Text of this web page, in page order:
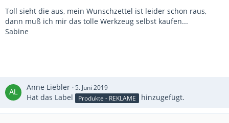
Toll sieht die aus, mein Wunschzettel ist leider schon raus,
dann muß ich mir das tolle Werkzeug selbst kaufen...
Sabine
Anne Liebler 5. Juni 2019
Hat das Label Produkte - REKLAME hinzugefügt.